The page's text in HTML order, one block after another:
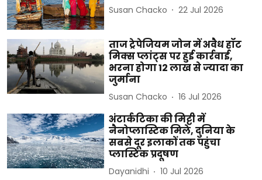
Susan Chacko 22 Jul 2026
ताज ट्रेपेजियम जोन में अवैध हॉट
मिक्स प्लांट्स पर हुई कार्रवाई,
भरना होगा 12 लाख से ज्यादा का
जुर्माना
Susan Chacko 16 Jul 2026
अंटार्कटिका की मिट्टी में
नैनोप्लास्टिक मिले, दुनिया के
सबसे दूर इलाकों तक पहुंचा
प्लास्टिक प्रदूषण
Dayanidhi 10 Jul 2026